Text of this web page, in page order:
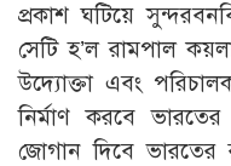
প্রকাশ ঘটিয়ে
সেটি হ’ল রামপাল
উদ্যোক্তা এবং
নির্মাণ করবে
জোগান দিবে ভারতের